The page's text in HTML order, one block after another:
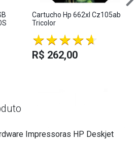
Cartucho Hp 662xl Cz105ab
Tricolor
R$ 262,00
Impressoras HP Deskjet